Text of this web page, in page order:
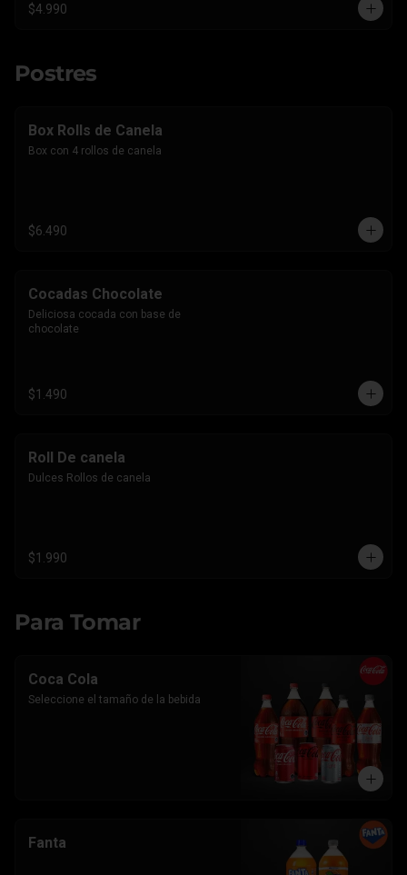
$4.990
Postres
Box Rolls de Canela
Box con 4 rollos de canela
$6.490
Cocadas Chocolate
Deliciosa cocada con base de
chocolate
$1.490
Roll De canela
Dulces Rollos de canela
$1.990
Para Tomar
Coca Cola
Seleccione el tamaño de la bebida
Fanta